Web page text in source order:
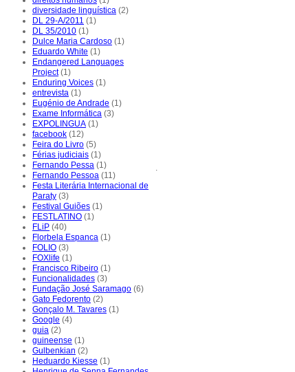
diversidade linguística (2)
DL 29-A/2011 (1)
DL 35/2010 (1)
Dulce Maria Cardoso (1)
Eduardo White (1)
Endangered Languages
Project (1)
Enduring Voices (1)
entrevista (1)
Eugénio de Andrade (1)
Exame Informática (3)
EXPOLINGUA (1)
facebook (12)
Feira do Livro (5)
Férias judiciais (1)
Fernando Pessa (1)
Fernando Pessoa (11)
Festa Literária Internacional de
Paraty (3)
Festival Guiões (1)
FESTLATINO (1)
FLiP (40)
Florbela Espanca (1)
FOLIO (3)
FOXlife (1)
Francisco Ribeiro (1)
Funcionalidades (3)
Fundação José Saramago (6)
Gato Fedorento (2)
Gonçalo M. Tavares (1)
Google (4)
guia (2)
guineense (1)
Gulbenkian (2)
Heduardo Kiesse (1)
.